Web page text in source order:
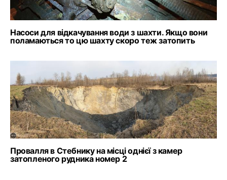
Насоси для відкачування води з шахти. Якщо вони
поламаються то цю шахту скоро теж затопить
Провалля в Стебнику на місці однієї з камер
затопленого рудника номер 2